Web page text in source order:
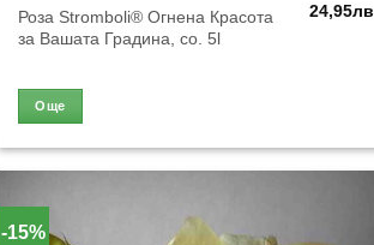
Роза Stromboli® Огнена Красота
за Вашата Градина, co. 5l
24,95
Още
-15%